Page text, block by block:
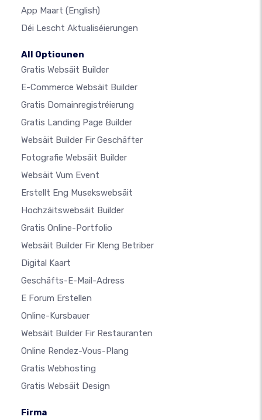
App Maart (English)
Déi Lescht Aktualiséierungen
All Optiounen
Gratis Websäit Builder
E-Commerce Websäit Builder
Gratis Domainregistréierung
Gratis Landing Page Builder
Websäit Builder Fir Geschäfter
Fotografie Websäit Builder
Websäit Vum Event
Erstellt Eng Musekswebsäit
Hochzäitswebsäit Builder
Gratis Online-Portfolio
Websäit Builder Fir Kleng Betriber
Digital Kaart
Geschäfts-E-Mail-Adress
E Forum Erstellen
Online-Kursbauer
Websäit Builder Fir Restauranten
Online Rendez-Vous-Plang
Gratis Webhosting
Gratis Websäit Design
Firma